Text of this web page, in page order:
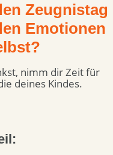
Zeugnistag
Emotionen
nimm dir Zeit für
deines Kindes.